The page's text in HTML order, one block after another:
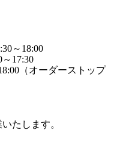
～18:00
～17:30
（オーダーストップ
たします。